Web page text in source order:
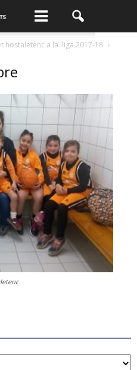
hostaletenc a la lliga 2017-18